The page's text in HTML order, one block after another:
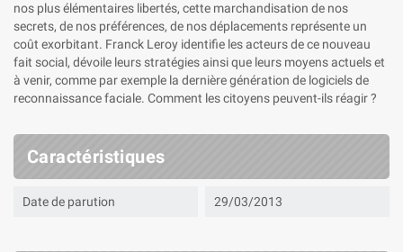
nos plus élémentaires libertés, cette marchandisation de nos
secrets, de nos préférences, de nos déplacements représente un
coût exorbitant. Franck Leroy identifie les acteurs de ce nouveau
fait social, dévoile leurs stratégies ainsi que leurs moyens actuels et
à venir, comme par exemple la dernière génération de logiciels de
reconnaissance faciale. Comment les citoyens peuvent-ils réagir ?
Caractéristiques
Date de parution 29/03/2013